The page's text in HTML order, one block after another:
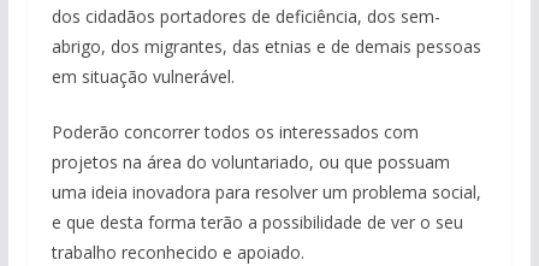
dos cidadãos portadores de deficiência, dos sem-
abrigo, dos migrantes, das etnias e de demais pessoas
em situação vulnerável.
Poderão concorrer todos os interessados com
projetos na área do voluntariado, ou que possuam
uma ideia inovadora para resolver um problema social,
e que desta forma terão a possibilidade de ver o seu
trabalho reconhecido e apoiado.